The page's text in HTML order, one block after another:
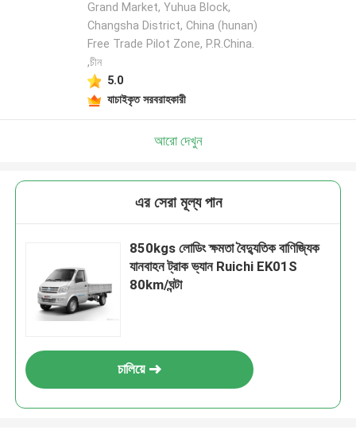
Grand Market, Yuhua Block,
Changsha District, China (hunan)
Free Trade Pilot Zone, P.R.China.
,চীন
5.0
যাচাইকৃত সরবরাহকারী
আরো দেখুন
এর সেরা মূল্য পান
850kgs লোডিং ক্ষমতা বৈদ্যুতিক বাণিজ্যিক
যানবাহন ট্রাক ভ্যান Ruichi EK01S
80km/ঘন্টা
চালিয়ে